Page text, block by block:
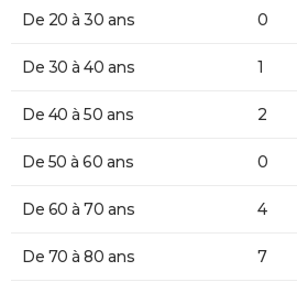
De 20 à 30 ans 0
De 30 à 40 ans 1
De 40 à 50 ans 2
De 50 à 60 ans 0
De 60 à 70 ans 4
De 70 à 80 ans 7